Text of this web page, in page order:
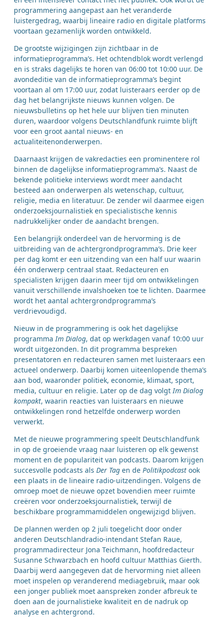
programmering aangepast aan het veranderde
luistergedrag, waarbij lineaire radio en digitale platforms
voortaan gezamenlijk worden ontwikkeld.
De grootste wijzigingen zijn zichtbaar in de
informatieprogramma’s. Het ochtendblok wordt verlengd
en is straks dagelijks te horen van 06:00 tot 10:00 uur. De
avondeditie van de informatieprogramma’s begint
voortaan al om 17:00 uur, zodat luisteraars eerder op de
dag het belangrijkste nieuws kunnen volgen. De
nieuwsbulletins op het hele uur blijven tien minuten
duren, waardoor volgens Deutschlandfunk ruimte blijft
voor een groot aantal nieuws- en
actualiteitenonderwerpen.
Daarnaast krijgen de vakredacties een prominentere rol
binnen de dagelijkse informatieprogramma’s. Naast de
bekende politieke interviews wordt meer aandacht
besteed aan onderwerpen als wetenschap, cultuur,
religie, media en literatuur. De zender wil daarmee eigen
onderzoeksjournalistiek en specialistische kennis
nadrukkelijker onder de aandacht brengen.
Een belangrijk onderdeel van de hervorming is de
uitbreiding van de achtergrondprogramma’s. Drie keer
per dag komt er een uitzending van een half uur waarin
één onderwerp centraal staat. Redacteuren en
specialisten krijgen daarin meer tijd om ontwikkelingen
vanuit verschillende invalshoeken toe te lichten. Daarmee
wordt het aantal achtergrondprogramma’s
verdrievoudigd.
Nieuw in de programmering is ook het dagelijkse
programma Im Dialog, dat op werkdagen vanaf 10:00 uur
wordt uitgezonden. In dit programma bespreken
presentatoren en redacteuren samen met luisteraars een
actueel onderwerp. Daarbij komen uiteenlopende thema’s
aan bod, waaronder politiek, economie, klimaat, sport,
media, cultuur en religie. Later op de dag volgt Im Dialog
kompakt, waarin reacties van luisteraars en nieuwe
ontwikkelingen rond hetzelfde onderwerp worden
verwerkt.
Met de nieuwe programmering speelt Deutschlandfunk
in op de groeiende vraag naar luisteren op elk gewenst
moment en de populariteit van podcasts. Daarom krijgen
succesvolle podcasts als Der Tag en de Politikpodcast ook
een plaats in de lineaire radio-uitzendingen. Volgens de
omroep moet de nieuwe opzet bovendien meer ruimte
creëren voor onderzoeksjournalistiek, terwijl de
beschikbare programmamiddelen ongewijzigd blijven.
De plannen werden op 2 juli toegelicht door onder
anderen Deutschlandradio-intendant Stefan Raue,
programmadirecteur Jona Teichmann, hoofdredacteur
Susanne Schwarzbach en hoofd cultuur Matthias Gierth.
Daarbij werd aangegeven dat de hervorming niet alleen
moet inspelen op veranderend mediagebruik, maar ook
een jonger publiek moet aanspreken zonder afbreuk te
doen aan de journalistieke kwaliteit en de nadruk op
analyse en achtergrond.